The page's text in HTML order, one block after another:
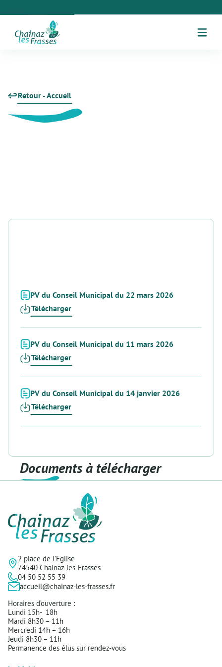
Retour - Accueil
PV du Conseil Municipal du 22 mars 2026
Télécharger
PV du Conseil Municipal du 11 mars 2026
Télécharger
PV du Conseil Municipal du 14 janvier 2026
Télécharger
Documents à télécharger
2 place de l'Eglise
74540 Chainaz-les-Frasses
04 50 52 55 39
accueil@chainaz-les-frasses.fr
Horaires d’ouverture :
Lundi 15h- 18h
Mardi 8h30 – 11h
Mercredi 14h – 16h
Jeudi 8h30 – 11h
Permanence des élus sur rendez-vous